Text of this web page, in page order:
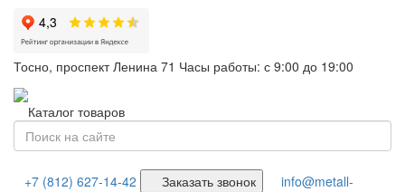
Тосно, проспект Ленина 71 Часы работы: с 9:00 до 19:00
Каталог товаров
+7 (812) 627-14-42 Заказать звонок
info@metall-